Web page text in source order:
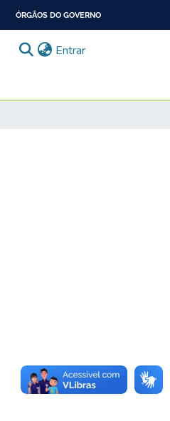
ÓRGÃOS DO GOVERNO
Entrar(current)